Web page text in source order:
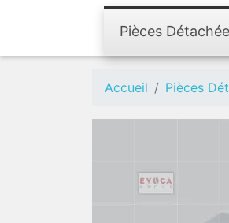
Pièces
Accueil Pièces